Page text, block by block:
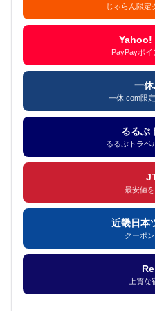
じゃらん限定
Yahoo!
PayPayポイ
一
一休.com限
るるぶ
るるぶトラベ
最安値
近畿日本
クーポ
上質な